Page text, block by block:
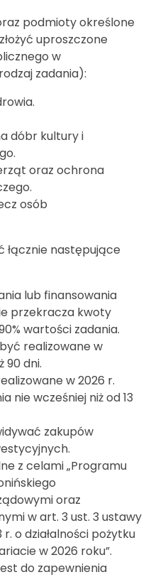
podmioty określone
uproszczone
w
zadania):
dóbr kultury i
oraz ochrona
osób
łącznie następujące
lub finansowania
przekracza kwoty
wartości zadania.
realizowane w
90 dni.
w 2026 r.
nie wcześniej niż od 13
zakupów
z celami „Programu
oraz
w art. 3 ust. 3 ustawy
o działalności pożytku
w 2026 roku”.
do zapewnienia